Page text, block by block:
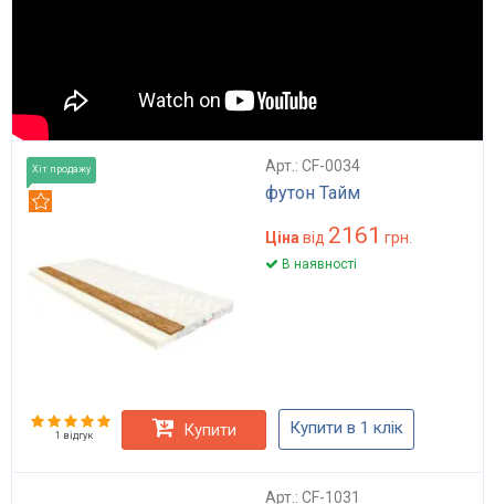
Хіт продажу Арт.: CF-0034
футон Тайм
Ціна від 2161 грн.
В наявності
1 відгук Купити Купити в 1 клік
Арт.: CF-1031